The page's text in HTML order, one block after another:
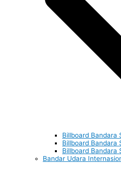
Billboard Bandara
Billboard Bandara
Billboard Bandara
Bandar Udara